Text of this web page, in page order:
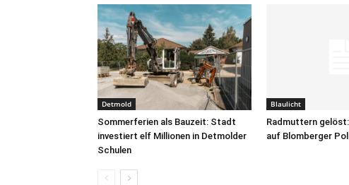
Detmold
Sommerferien als Bauzeit: Stadt
investiert elf Millionen in Detmolder
Schulen
Blaulicht
Radmuttern
auf Blomberger